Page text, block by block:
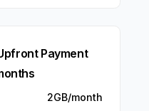
Payment
2GB/month